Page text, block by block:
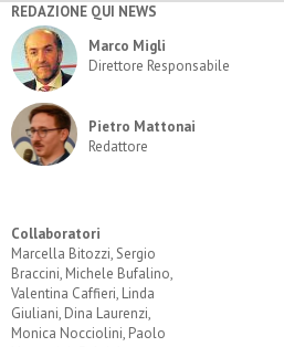
REDAZIONE QUI NEWS
Marco Migli
Direttore Responsabile
Pietro Mattonai
Redattore
Collaboratori
Marcella Bitozzi, Sergio
Braccini, Michele Bufalino,
Valentina Caffieri, Linda
Giuliani, Dina Laurenzi,
Monica Nocciolini, Paolo